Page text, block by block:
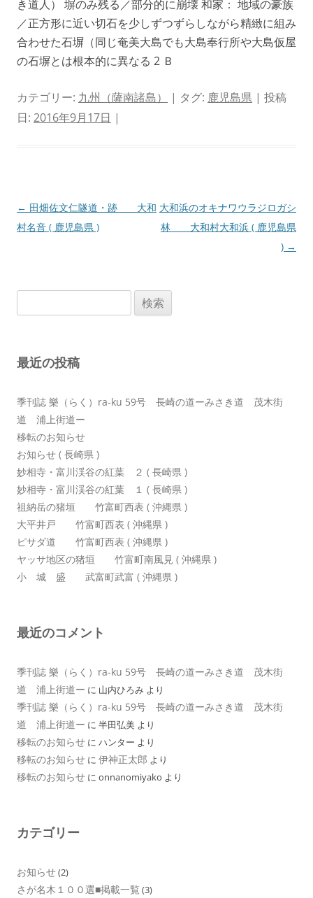
き道人） 塀のみ残る／部分的に崩壊 和家： 地域の豪族
／正方形に近い切石を少しずつずらしながら精緻に組み
合わせた石塀（同じ奄美大島でも大島奉行所や大島仮屋
の石塀とは根本的に異なる 2 Ｂ
カテゴリー: 九州（薩南諸島） | タグ: 鹿児島県 | 投稿
日: 2016年9月17日 |
投
稿
ン
← 田畑佐文仁隧道・跡 大和
村名音 ( 鹿児島県 )
大和浜のオキナワウラジロガシ
林 大和村大和浜 ( 鹿児島県
) →
索:
最近の投稿
季刊誌 樂（らく）ra-ku 59号 長崎の道ーみさき道 茂木街
道 浦上街道ー
移転のお知らせ
お知らせ ( 長崎県 )
妙相寺・富川渓谷の紅葉 ２ ( 長崎県 )
妙相寺・富川渓谷の紅葉 １ ( 長崎県 )
祖納岳の猪垣 竹富町西表 ( 沖縄県 )
大平井戸 竹富町西表 ( 沖縄県 )
ピサダ道 竹富町西表 ( 沖縄県 )
ヤッサ地区の猪垣 竹富町南風見 ( 沖縄県 )
小 城 盛 武富町武富 ( 沖縄県 )
最近のコメント
季刊誌 樂（らく）ra-ku 59号 長崎の道ーみさき道 茂木街
道 浦上街道ー に 山内ひろみ より
季刊誌 樂（らく）ra-ku 59号 長崎の道ーみさき道 茂木街
道 浦上街道ー に 半田弘美 より
移転のお知らせ に ハンター より
移転のお知らせ に 伊神正太郎 より
移転のお知らせ に onnanomiyako より
カテゴリー
お知らせ(2)
さが名木１００選■掲載一覧 (3)